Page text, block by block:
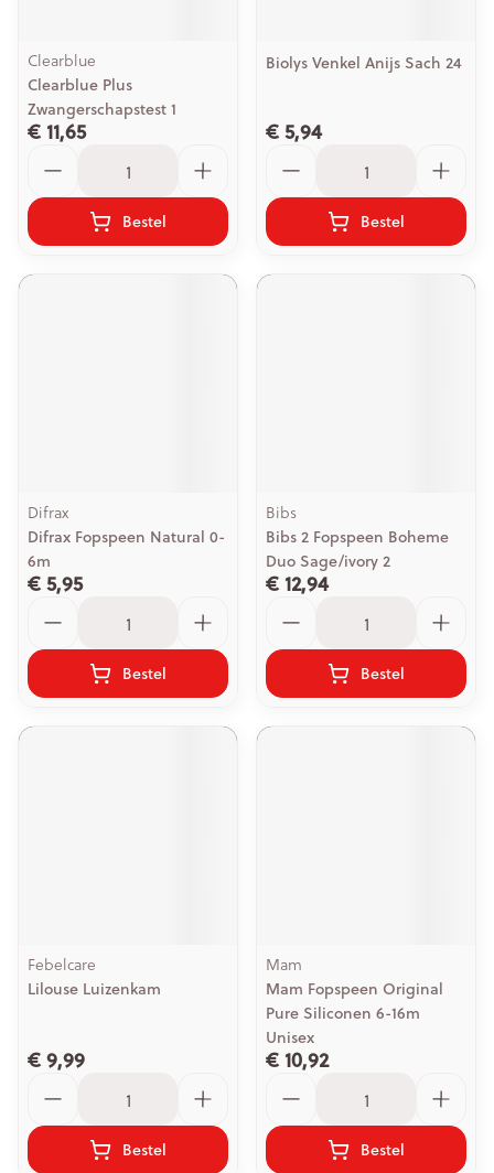
Clearblue
Clearblue Plus
Zwangerschapstest 1
€ 11,65
Bestel
Biolys Venkel Anijs Sach 24
€ 5,94
Bestel
Difrax
Difrax Fopspeen Natural 0-
6m
€ 5,95
Bestel
Bibs
Bibs 2 Fopspeen Boheme
Duo Sage/ivory 2
€ 12,94
Bestel
Febelcare
Lilouse Luizenkam
€ 9,99
Bestel
Mam
Mam Fopspeen Original
Pure Siliconen 6-16m
Unisex
€ 10,92
Bestel